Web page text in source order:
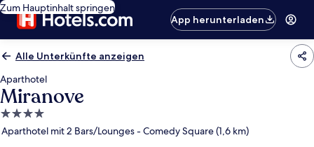
Zum Hauptinhalt springen
App herunterladen
Alle Unterkünfte anzeigen
Aparthotel
Miranove
4.0-
Sterne-
Aparthotel mit 2 Bars/Lounges - Comedy Square (1,6 km)